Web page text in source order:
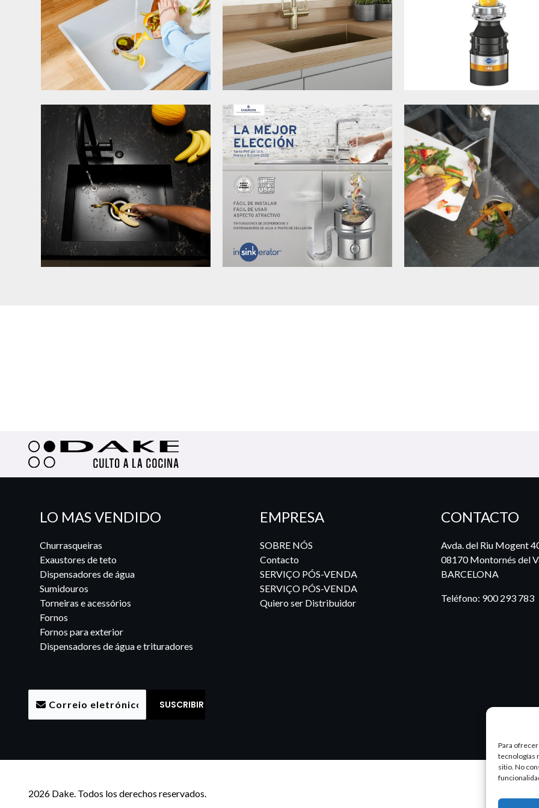
Para
tecnologías
sitio. No
LO MAS VENDIDO
Churrasqueiras
Exaustores de teto
Dispensadores de água
Sumidouros
Torneiras e acessórios
Fornos
Fornos para exterior
Dispensadores de água e trituradores
EMPRESA
SOBRE NÓS
Contacto
SERVIÇO PÓS-VENDA
SERVIÇO PÓS-VENDA
Quiero ser Distribuidor
CONTACTO
Avda. del Riu Mogent
08170 Montornés del
BARCELONA
Teléfono: 900 293 783
2026 Dake. Todos los derechos reservados.